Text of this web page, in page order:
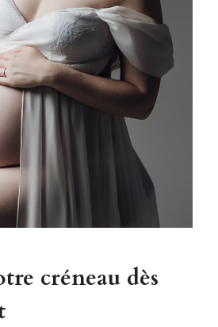
créneau dès